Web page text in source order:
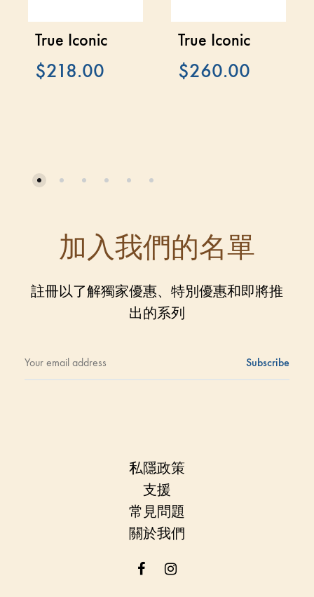
True Iconic
$218.00
True Iconic
$260.00
加入我們的名單
註冊以了解獨家優惠、特別優惠和即將推
出的系列
私隱政策
支援
常見問題
關於我們
FacebookInstagram